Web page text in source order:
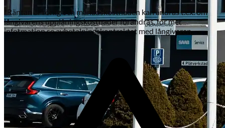
*Räntan är rörlig och månadskostnaden kan ändras t.ex. om
långivarens upplåningskostnader förändras, för mer
information se avbetalningskontraktet med långivaren.